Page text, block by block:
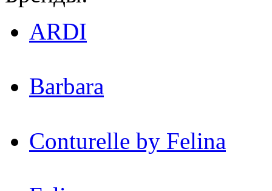
ARDI
Barbara
Conturelle by Felina